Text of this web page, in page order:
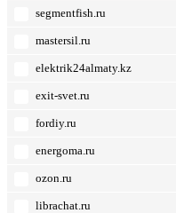
segmentfish.ru
mastersil.ru
elektrik24almaty.kz
exit-svet.ru
fordiy.ru
energoma.ru
ozon.ru
librachat.ru